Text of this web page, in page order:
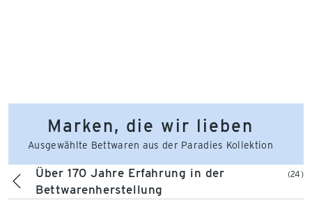
Marken, die wir lieben
Ausgewählte Bettwaren aus der Paradies Kollektion
Über 170 Jahre Erfahrung in der
Bettwarenherstellung
(24)